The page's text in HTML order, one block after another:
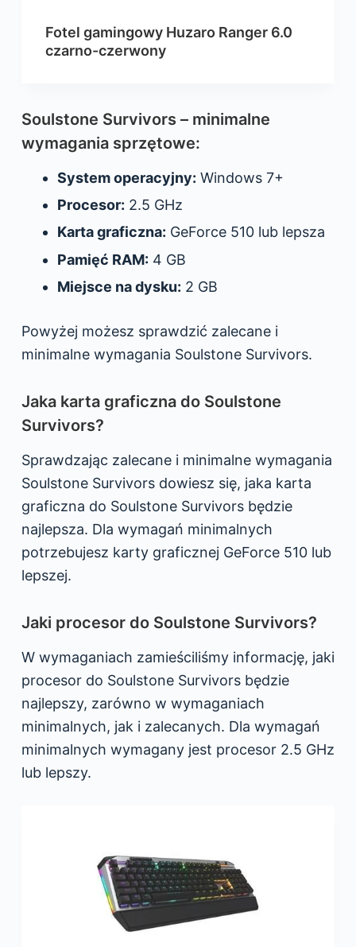
Fotel gamingowy Huzaro Ranger 6.0
czarno-czerwony
Soulstone Survivors – minimalne
wymagania sprzętowe:
System operacyjny: Windows 7+
Procesor: 2.5 GHz
Karta graficzna: GeForce 510 lub lepsza
Pamięć RAM: 4 GB
Miejsce na dysku: 2 GB
Powyżej możesz sprawdzić zalecane i
minimalne wymagania Soulstone Survivors.
Jaka karta graficzna do Soulstone
Survivors?
Sprawdzając zalecane i minimalne wymagania
Soulstone Survivors dowiesz się, jaka karta
graficzna do Soulstone Survivors będzie
najlepsza. Dla wymagań minimalnych
potrzebujesz karty graficznej GeForce 510 lub
lepszej.
Jaki procesor do Soulstone Survivors?
W wymaganiach zamieściliśmy informację, jaki
procesor do Soulstone Survivors będzie
najlepszy, zarówno w wymaganiach
minimalnych, jak i zalecanych. Dla wymagań
minimalnych wymagany jest procesor 2.5 GHz
lub lepszy.